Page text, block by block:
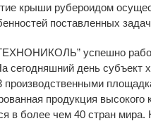
крыши рубероидом
поставленных
успешно
сегодняшний день субъект
производственными
продукция высокого
в более чем 40 стран мира.